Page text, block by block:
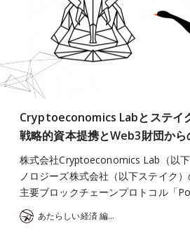
Cryptoeconomics Labとステイ
戦略的資本提携とWeb3財団か
株式会社Cryptoeconomics Lab（以
ノロジーズ株式会社（以下ステイク）
主要ブロックチェーンプロトコル「
あたらしい経済 編集部